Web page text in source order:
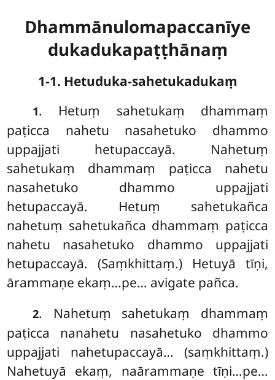
Dhammānulomapaccanīye
dukadukapaṭṭhānaṃ
1-1. Hetuduka-sahetukadukaṃ
1. Hetuṃ sahetukaṃ dhammaṃ
paṭicca nahetu nasahetuko dhammo
uppajjati hetupaccayā. Nahetuṃ
sahetukaṃ dhammaṃ paṭicca nahetu
nasahetuko dhammo uppajjati
hetupaccayā. Hetuṃ sahetukañca
nahetuṃ sahetukañca dhammaṃ paṭicca
nahetu nasahetuko dhammo uppajjati
hetupaccayā. (Saṃkhittaṃ.) Hetuyā tīṇi,
ārammaṇe ekaṃ…pe… avigate pañca.
2. Nahetuṃ sahetukaṃ dhammaṃ
paṭicca nanahetu nasahetuko dhammo
uppajjati nahetupaccayā… (saṃkhittaṃ.)
Nahetuyā ekaṃ, naārammaṇe tīṇi…pe…